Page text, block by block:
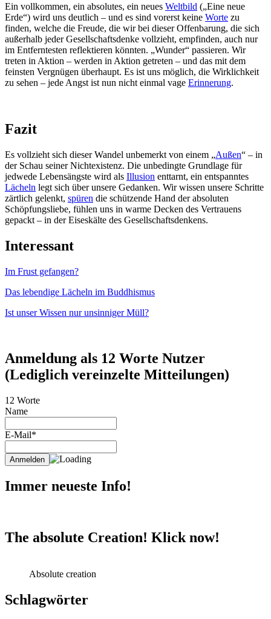
Ein vollkommen, ein absolutes, ein neues Weltbild („Eine neue
Erde“) wird uns deutlich – und es sind vorerst keine Worte zu
finden, welche die Freude, die wir bei dieser Offenbarung, die sich
außerhalb jeder Gesellschaftsdenke vollzieht, empfinden, auch nur
im Entferntesten reflektieren könnten. „Wunder“ passieren. Wir
treten in Aktion – werden in Aktion getreten – und das mit dem
feinsten Vergnügen überhaupt. Es ist uns möglich, die Wirklichkeit
zu sehen – jede Angst ist nun nicht einmal vage Erinnerung.
Fazit
Es vollzieht sich dieser Wandel unbemerkt von einem „Außen“ – in
der Schau seiner Nichtexistenz. Die unbedingte Grundlage für
jedwede Lebensängste wird als Illusion enttarnt, ein entspanntes
Lächeln legt sich über unsere Gedanken. Wir wissen unsere Schritte
zärtlich gelenkt, spüren die schützende Hand der absoluten
Schöpfungsliebe, fühlen uns in warme Decken des Vertrauens
gepackt – in der Eiseskälte des Gesellschaftsdenkens.
Interessant
Im Frust gefangen?
Das lebendige Lächeln im Buddhismus
Ist unser Wissen nur unsinniger Müll?
Anmeldung als 12 Worte Nutzer
(Lediglich vereinzelte Mitteilungen)
12 Worte
Name
E-Mail*
Immer neueste Info!
The absolute Creation! Klick now!
Absolute creation
Schlagwörter